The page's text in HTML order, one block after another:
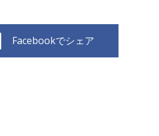
Facebookでシェア